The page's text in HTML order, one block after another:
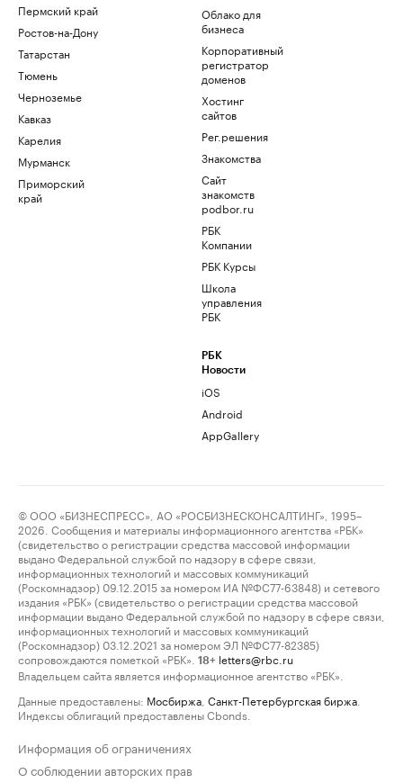
Пермский край
Ростов-на-Дону
Татарстан
Тюмень
Черноземье
Кавказ
Карелия
Мурманск
Приморский
край
Облако для
бизнеса
Корпоративный
регистратор
доменов
Хостинг
сайтов
Рег.решения
Знакомства
Сайт
знакомств
podbor.ru
РБК
Компании
РБК Курсы
Школа
управления
РБК
РБК
Новости
iOS
Android
AppGallery
© ООО «БИЗНЕСПРЕСС», АО «РОСБИЗНЕСКОНСАЛТИНГ», 1995–
2026. Сообщения и материалы информационного агентства «РБК»
(свидетельство о регистрации средства массовой информации
выдано Федеральной службой по надзору в сфере связи,
информационных технологий и массовых коммуникаций
(Роскомнадзор) 09.12.2015 за номером ИА №ФС77-63848) и сетевого
издания «РБК» (свидетельство о регистрации средства массовой
информации выдано Федеральной службой по надзору в сфере связи,
информационных технологий и массовых коммуникаций
(Роскомнадзор) 03.12.2021 за номером ЭЛ №ФС77-82385)
сопровождаются пометкой «РБК».
18+ letters@rbc.ru
Владельцем сайта является информационное агентство «РБК».
Данные предоставлены: Мосбиржа Санкт-Петербургская биржа
Индексы облигаций предоставлены Cbonds.
Информация об ограничениях
О соблюдении авторских прав